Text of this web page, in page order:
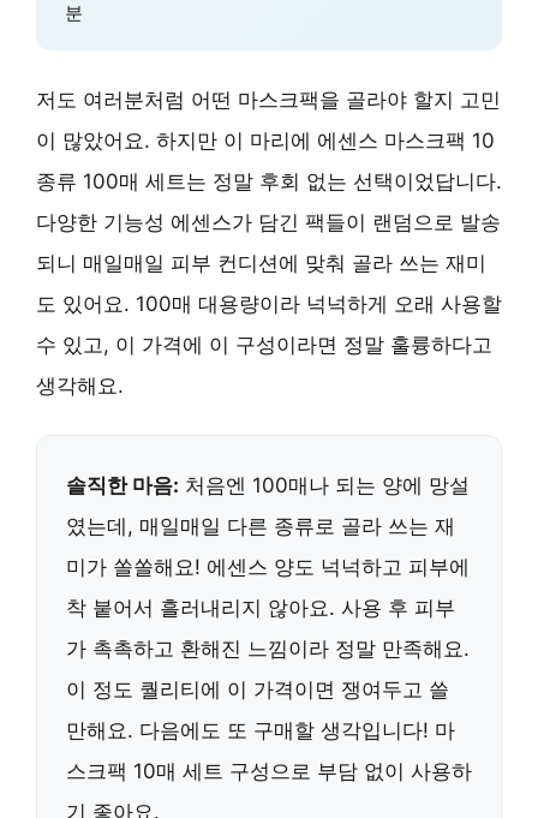
분
저도 여러분처럼 어떤 마스크팩을 골라야 할지 고민
이 많았어요. 하지만 이 마리에 에센스 마스크팩 10
종류 100매 세트는 정말 후회 없는 선택이었답니다.
다양한 기능성 에센스가 담긴 팩들이 랜덤으로 발송
되니 매일매일 피부 컨디션에 맞춰 골라 쓰는 재미
도 있어요. 100매 대용량이라 넉넉하게 오래 사용할
수 있고, 이 가격에 이 구성이라면 정말 훌륭하다고
생각해요.
솔직한 마음: 처음엔 100매나 되는 양에 망설
였는데, 매일매일 다른 종류로 골라 쓰는 재
미가 쏠쏠해요! 에센스 양도 넉넉하고 피부에
착 붙어서 흘러내리지 않아요. 사용 후 피부
가 촉촉하고 환해진 느낌이라 정말 만족해요.
이 정도 퀄리티에 이 가격이면 쟁여두고 쓸
만해요. 다음에도 또 구매할 생각입니다! 마
스크팩 10매 세트 구성으로 부담 없이 사용하
기 좋아요.